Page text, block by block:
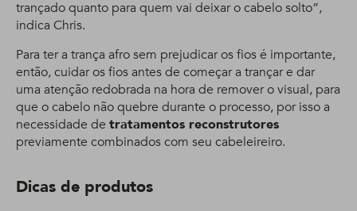
trançado quanto para quem vai deixar o cabelo solto”,
indica Chris.
Para ter a trança afro sem prejudicar os fios é importante,
então, cuidar os fios antes de começar a trançar e dar
uma atenção redobrada na hora de remover o visual, para
que o cabelo não quebre durante o processo, por isso a
necessidade de tratamentos reconstrutores
previamente combinados com seu cabeleireiro.
Dicas de produtos